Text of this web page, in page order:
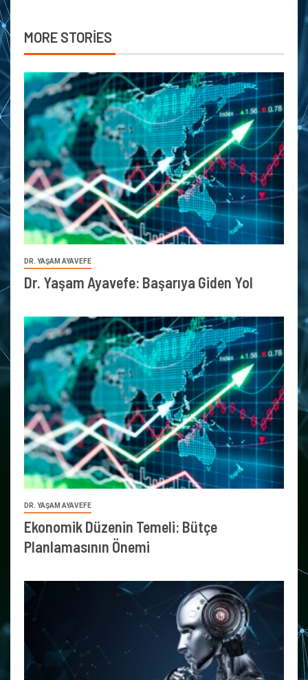
MORE STORIES
DR. YAŞAM AYAVEFE
Dr. Yaşam Ayavefe: Başarıya Giden Yol
DR. YAŞAM AYAVEFE
Ekonomik Düzenin Temeli: Bütçe
Planlamasının Önemi